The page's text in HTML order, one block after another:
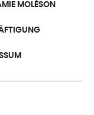
MOLÉSON